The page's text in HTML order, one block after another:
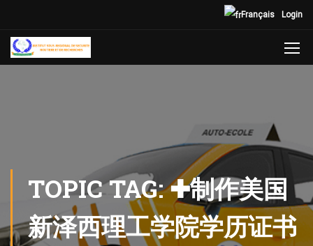
Login
Français
TOPIC TAG: ✚制作美国
新泽西理工学院学历证书